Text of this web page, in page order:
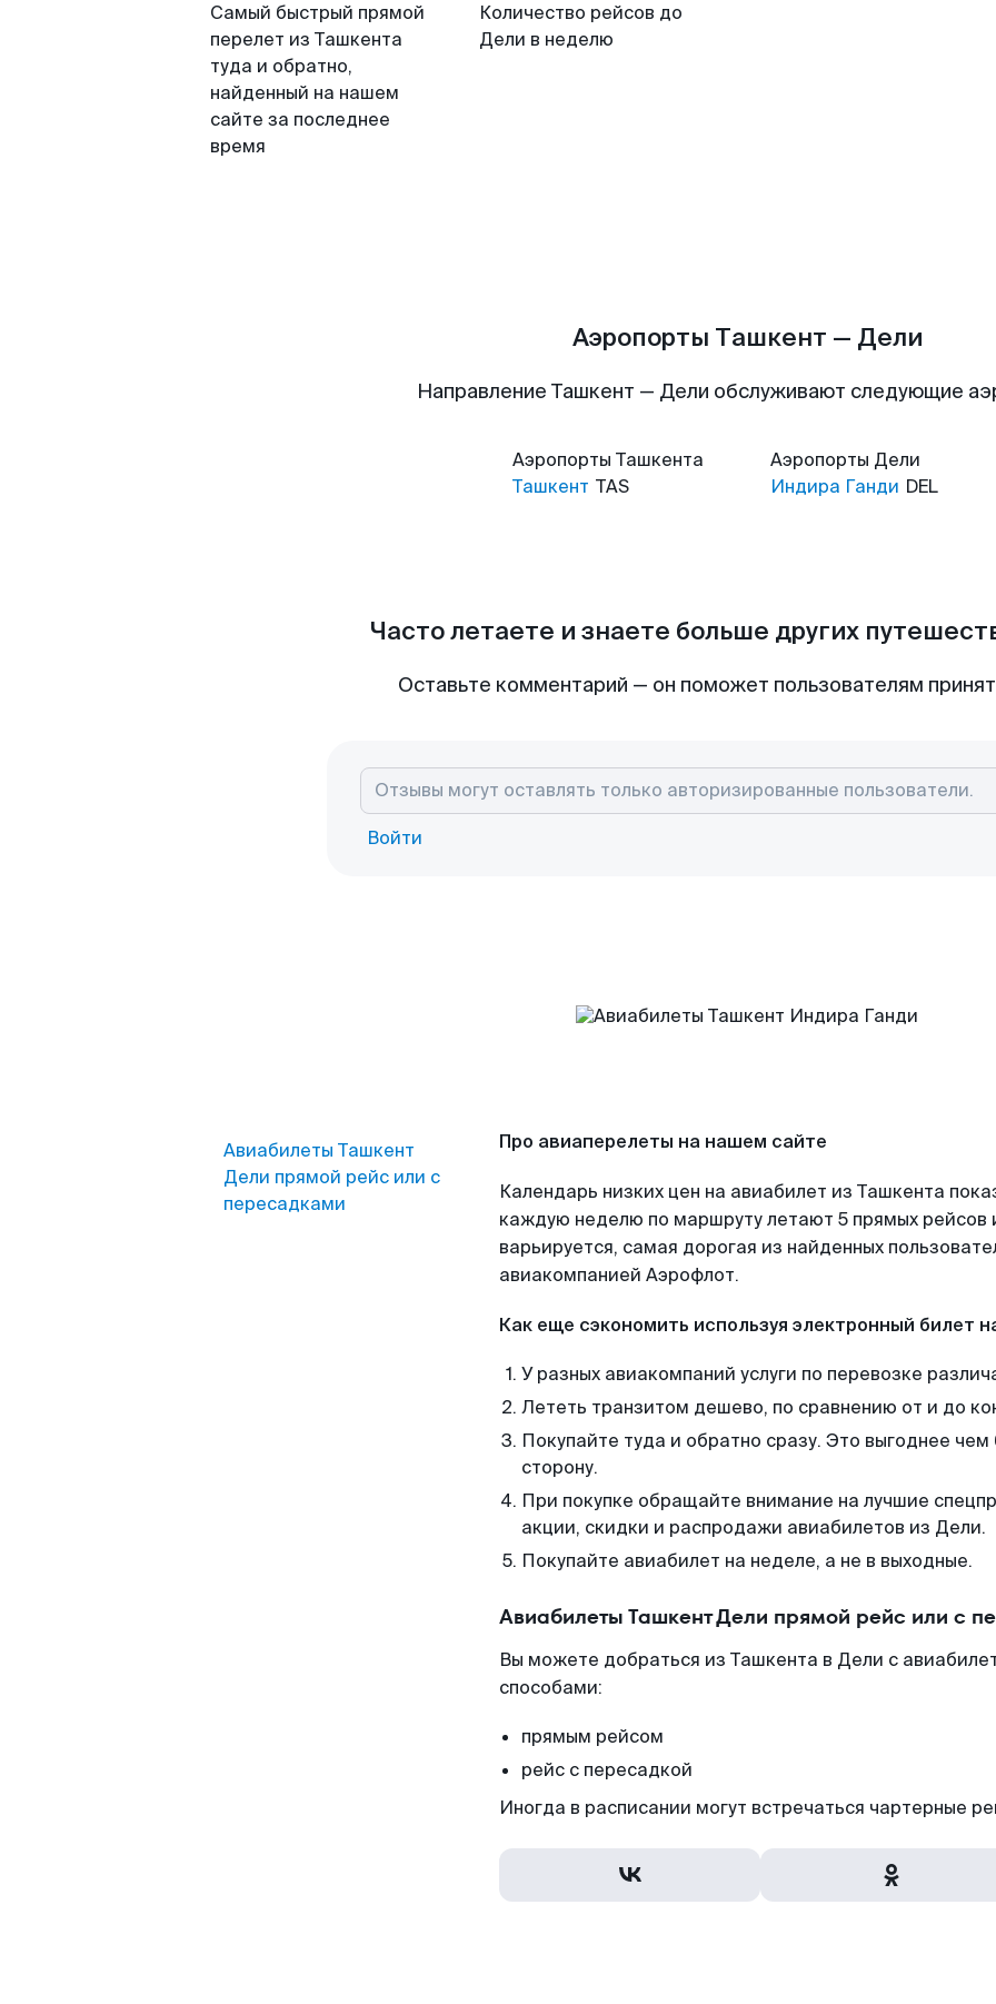
Самый быстрый прямой
перелет из Ташкента
туда и обратно,
найденный на нашем
сайте за последнее
время
Количество рейсов до
Дели в неделю
Аэропорты Ташкент — Дели
Направление Ташкент — Дели обслуживают следующие
Аэропорты Ташкента
Ташкент TAS
Аэропорты Дели
Индира Ганди DEL
Часто летаете и знаете больше других
Оставьте комментарий — он поможет пользователям
Войти
Авиабилеты Ташкент
Дели прямой рейс или с
пересадками
Про авиаперелеты на нашем сайте
Календарь низких цен на авиабилет из Ташкента
каждую неделю по маршруту летают 5 прямых рейсов
варьируется, самая дорогая из найденных
авиакомпанией Аэрофлот.
Как еще сэкономить используя электронный билет
У разных авиакомпаний услуги по перевозке
Лететь транзитом дешево, по сравнению от и до
Покупайте туда и обратно сразу. Это выгоднее
сторону.
При покупке обращайте внимание на лучшие
акции, скидки и распродажи авиабилетов из Дели.
Покупайте авиабилет на неделе, а не в выходные.
Авиабилеты Ташкент Дели прямой рейс или с
Вы можете добраться из Ташкента в Дели с
способами:
прямым рейсом
рейс с пересадкой
Иногда в расписании могут встречаться чартерные